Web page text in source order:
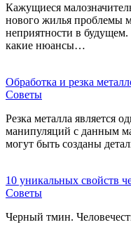
Кажущиеся
нового жилья проблемы
неприятности в
какие нюансы…
Обработка и резка
Советы
Резка металла является
манипуляций с данным
могут быть созданы
10 уникальных свойств
Советы
Черный тмин.